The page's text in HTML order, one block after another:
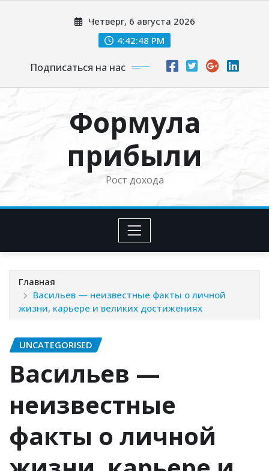
Четверг, 6 августа 2026
4:42:49 PM
Подписаться на нас
Формула
прибыли
Рост дохода
Главная
Васильев — неизвестные факты о личной
жизни, карьере и великих достижениях
UNCATEGORISED
Васильев —
неизвестные
факты о личной